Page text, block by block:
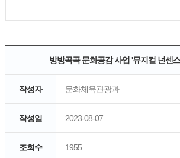
방방곡곡 문화공감 사업 '뮤지컬 넌센
작성자 문화체육관광과
작성일 2023-08-07
조회수 1955